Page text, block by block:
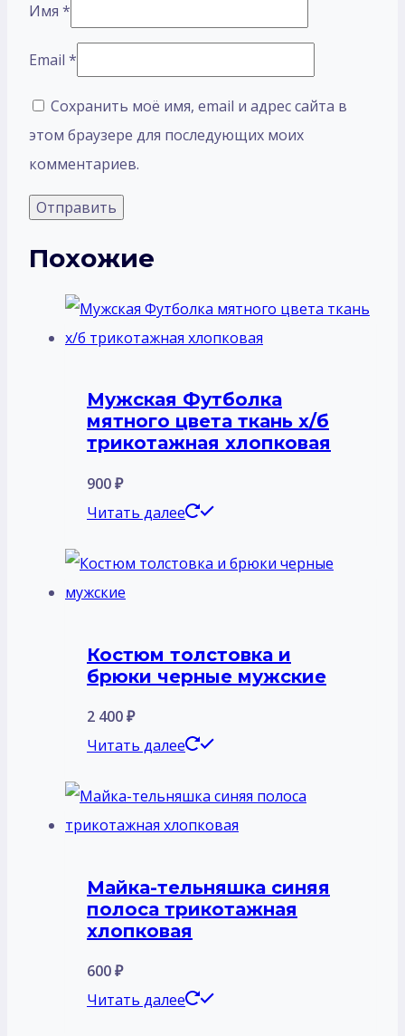
Имя *
Email *
Сохранить моё имя, email и адрес сайта в
этом браузере для последующих моих
комментариев.
Похожие
Мужская Футболка
мятного цвета ткань х/б
трикотажная хлопковая
900₽
Читать далее
Костюм толстовка и
брюки черные мужские
2 400₽
Читать далее
Майка-тельняшка синяя
полоса трикотажная
хлопковая
600₽
Читать далее